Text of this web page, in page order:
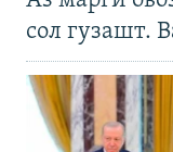
сол гузашт.